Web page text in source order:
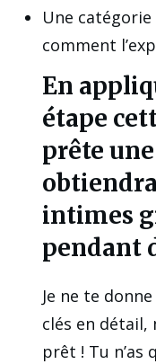
Une
comment
En
étape
prête
intimes
pendant
Je ne te
clés en
prêt ! Tu n’as